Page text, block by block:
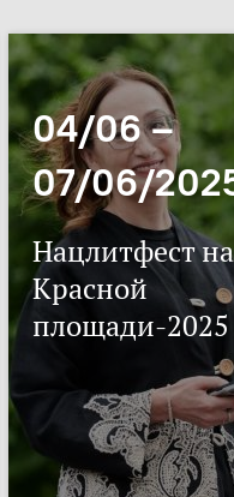
04/06 –
07/06/
Нацлитфест на
Красной
площади-2025